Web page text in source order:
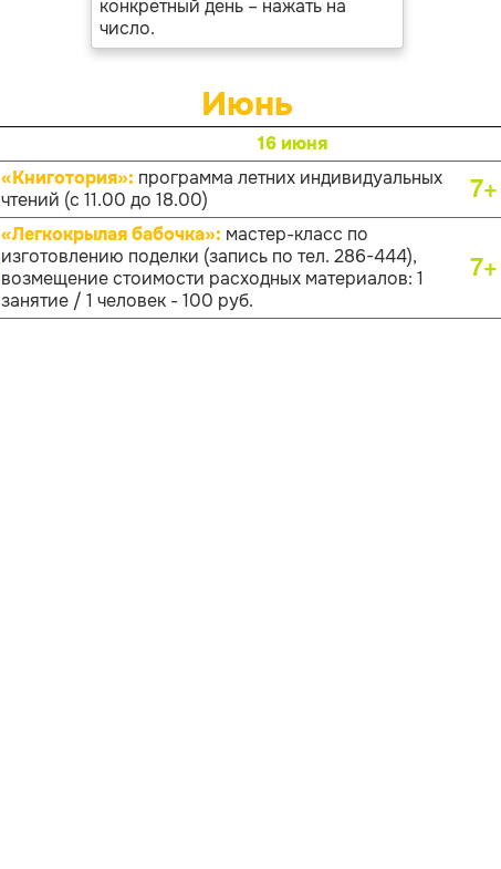
конкретный день – нажать на
число.
Июнь
16 июня
«Книготория»: программа летних индивидуальных
чтений (с 11.00 до 18.00)
7+
«Легкокрылая бабочка»: мастер-класс по
изготовлению поделки (запись по тел. 286-444),
возмещение стоимости расходных материалов: 1
занятие / 1 человек - 100 руб.
7+